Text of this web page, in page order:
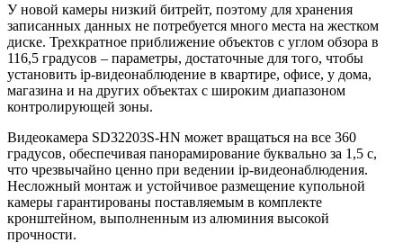
У новой камеры низкий битрейт, поэтому для хранения
записанных данных не потребуется много места на жестком
диске. Трехкратное приближение объектов с углом обзора в
116,5 градусов – параметры, достаточные для того, чтобы
установить ip-видеонаблюдение в квартире, офисе, у дома,
магазина и на других объектах с широким диапазоном
контролирующей зоны.
Видеокамера SD32203S-HN может вращаться на все 360
градусов, обеспечивая панорамирование буквально за 1,5 с,
что чрезвычайно ценно при ведении ip-видеонаблюдения.
Несложный монтаж и устойчивое размещение купольной
камеры гарантированы поставляемым в комплекте
кронштейном, выполненным из алюминия высокой
прочности.